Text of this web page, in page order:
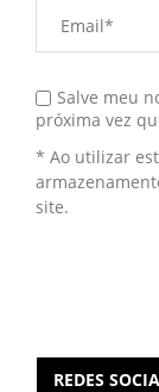
Salve meu
próxima vez
* Ao utilizar
site.
REDES